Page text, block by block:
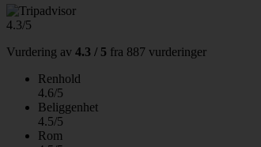
4.3/5
Vurdering av 4.3 / 5 fra 887 vurderinger
Renhold
4.6/5
Beliggenhet
4.5/5
Rom